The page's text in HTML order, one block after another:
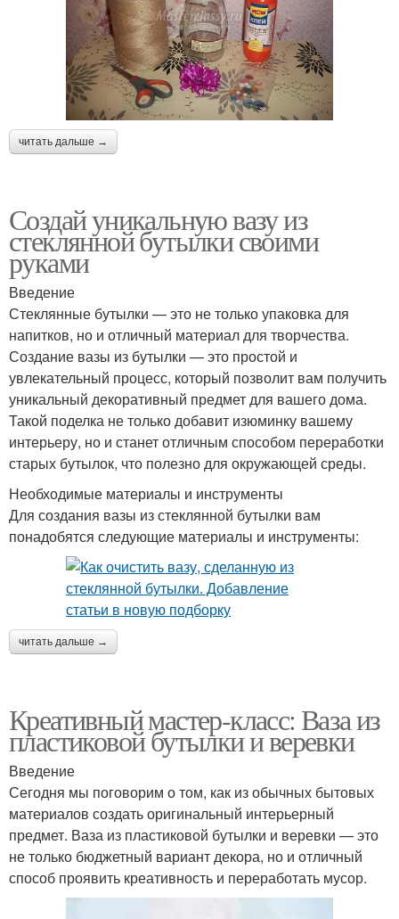
читать дальше →
Создай уникальную вазу из
стеклянной бутылки своими
руками
Введение
Стеклянные бутылки — это не только упаковка для
напитков, но и отличный материал для творчества.
Создание вазы из бутылки — это простой и
увлекательный процесс, который позволит вам получить
уникальный декоративный предмет для вашего дома.
Такой поделка не только добавит изюминку вашему
интерьеру, но и станет отличным способом переработки
старых бутылок, что полезно для окружающей среды.
Необходимые материалы и инструменты
Для создания вазы из стеклянной бутылки вам
понадобятся следующие материалы и инструменты:
читать дальше →
Креативный мастер-класс: Ваза из
пластиковой бутылки и веревки
Введение
Сегодня мы поговорим о том, как из обычных бытовых
материалов создать оригинальный интерьерный
предмет. Ваза из пластиковой бутылки и веревки — это
не только бюджетный вариант декора, но и отличный
способ проявить креативность и переработать мусор.